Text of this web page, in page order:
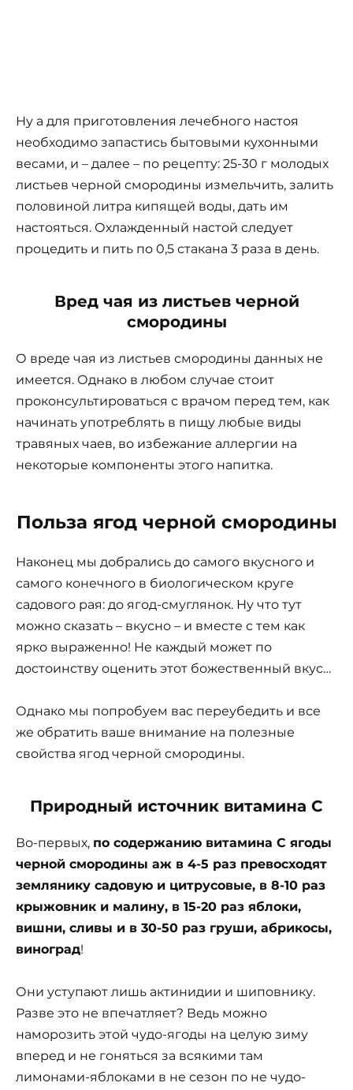
Ну а для приготовления лечебного настоя
необходимо запастись бытовыми кухонными
весами, и – далее – по рецепту: 25-30 г молодых
листьев черной смородины измельчить, залить
половиной литра кипящей воды, дать им
настояться. Ох­лажденный настой следует
процедить и пить по 0,5 стакана 3 раза в день.
Вред чая из листьев черной
смородины
О вреде чая из листьев смородины данных не
имеется. Однако в любом случае стоит
проконсультироваться с врачом перед тем, как
начинать употреблять в пищу любые виды
травяных чаев, во избежание аллергии на
некоторые компоненты этого напитка.
Польза ягод черной смородины
Наконец мы добрались до самого вкусного и
самого конечного в биологическом круге
садового рая: до ягод-смуглянок. Ну что тут
можно сказать – вкусно – и вместе с тем как
ярко выраженно! Не каждый может по
достоинству оценить этот божественный вкус…
Однако мы попробуем вас переубедить и все
же обратить ваше внимание на полезные
свойства ягод черной смородины.
Природный источник витамина С
Во-первых, по содержанию витамина С ягоды
черной смородины аж в 4-5 раз превосходят
землянику садовую и цит­русовые, в 8-10 раз
крыжовник и ма­лину, в 15-20 раз яблоки,
вишни, сли­вы и в 30-50 раз груши, абрикосы,
ви­ноград!
Они уступают лишь актинидии и шиповнику.
Разве это не впечатляет? Ведь можно
наморозить этой чудо-ягоды на целую зиму
вперед и не гоняться за всякими там
лимонами-яблоками в не сезон по не чудо-